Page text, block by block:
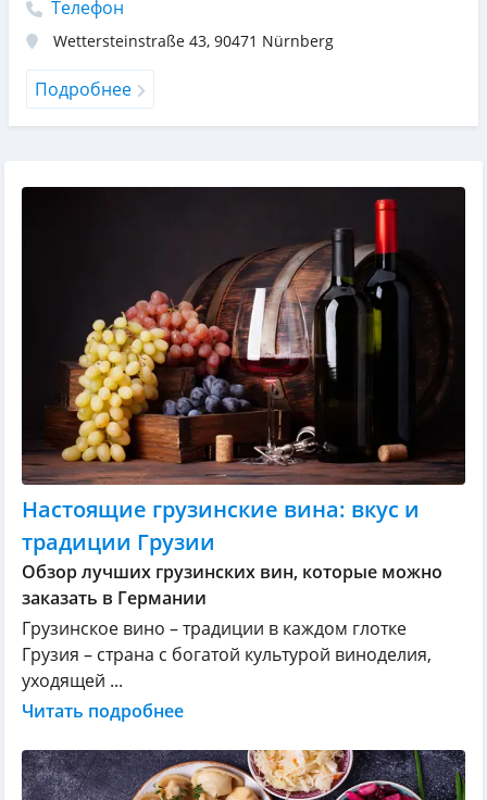
Телефон
Wettersteinstraße 43, 90471 Nürnberg
Подробнее
Настоящие грузинские вина: вкус и
традиции Грузии
Обзор лучших грузинских вин, которые можно
заказать в Германии
Грузинское вино – традиции в каждом глотке
Грузия – страна с богатой культурой виноделия,
уходящей ...
Читать подробнее